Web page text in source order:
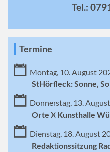
Tel.:
Termine
Montag, 10. August
StHörfleck: Sonne,
Donnerstag, 13.
Orte X Kunsthalle
Dienstag, 18. August
Redaktionssitzung